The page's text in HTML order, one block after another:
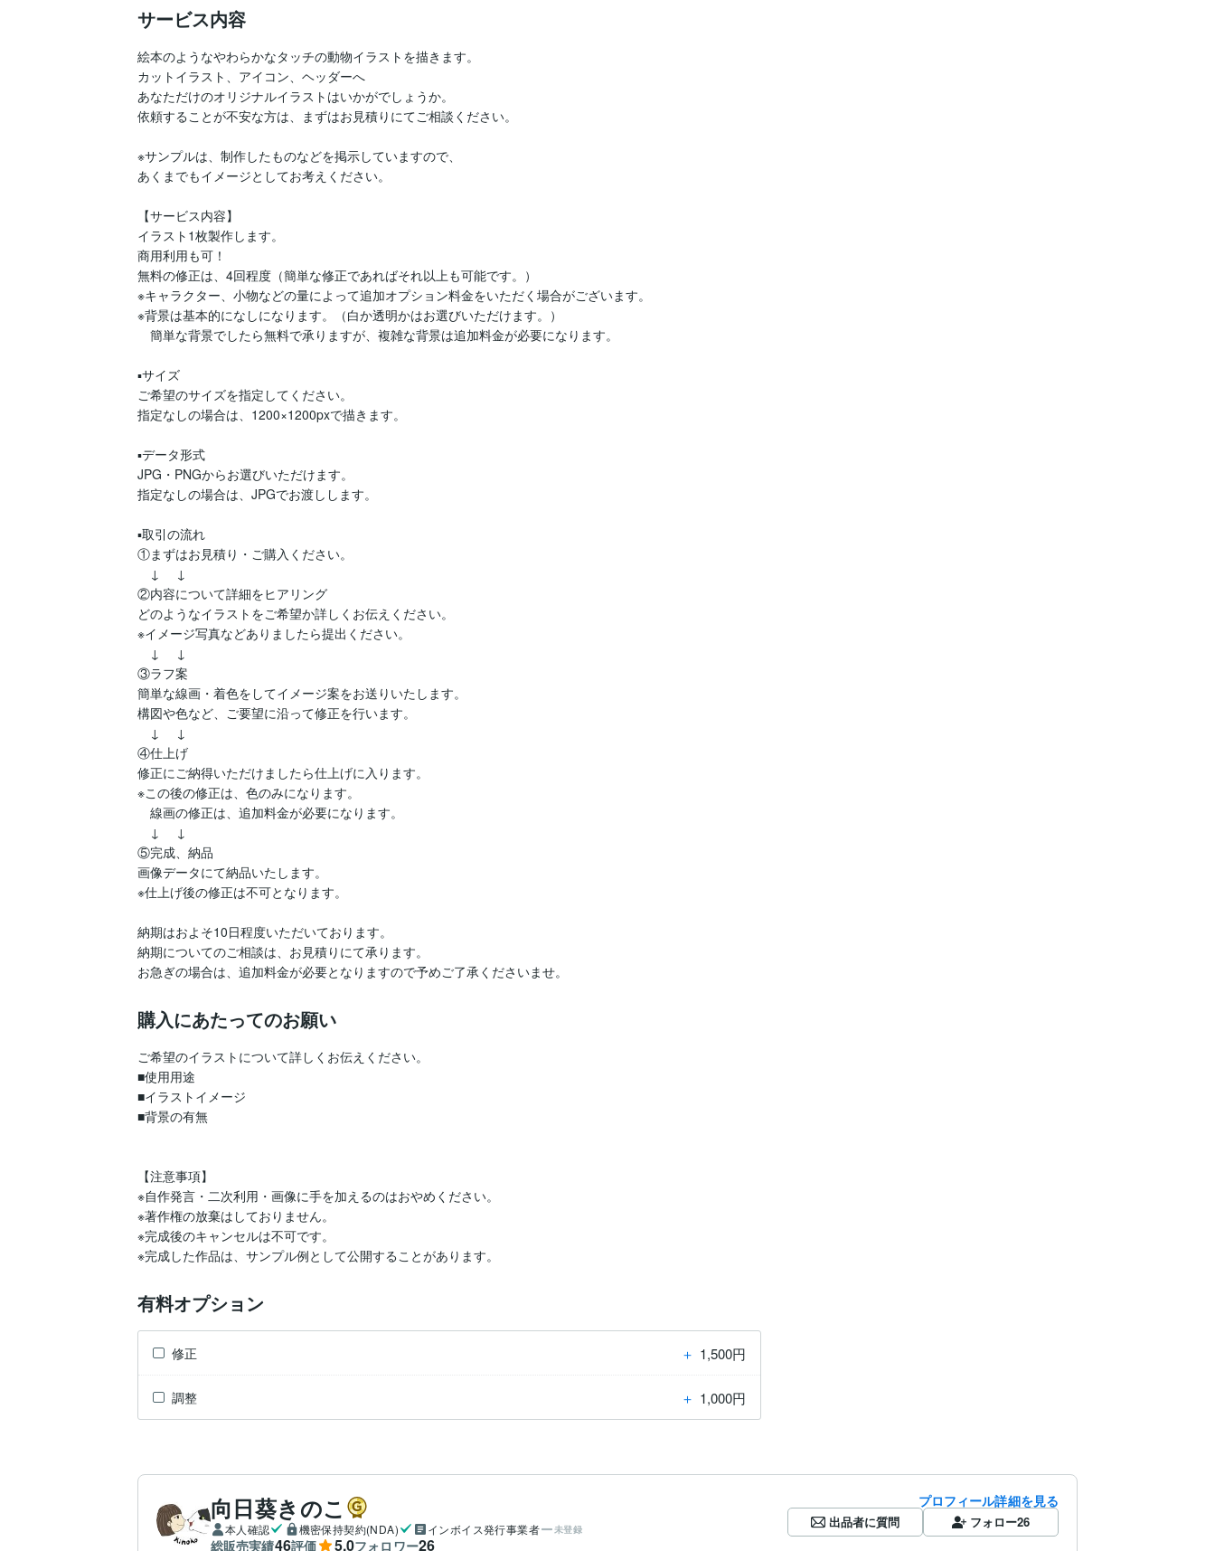
サービス内容
絵本のようなやわらかなタッチの動物イラストを描きます。
カットイラスト、アイコン、ヘッダーへ
あなただけのオリジナルイラストはいかがでしょうか。
依頼することが不安な方は、まずはお見積りにてご相談ください。
※サンプルは、制作したものなどを掲示していますので、
あくまでもイメージとしてお考えください。
【サービス内容】
イラスト1枚製作します。
商用利用も可！
無料の修正は、4回程度（簡単な修正であればそれ以上も可能です。）
※キャラクター、小物などの量によって追加オプション料金をいただく場合がございます。
※背景は基本的になしになります。（白か透明かはお選びいただけます。）
簡単な背景でしたら無料で承りますが、複雑な背景は追加料金が必要になります。
▪️サイズ
ご希望のサイズを指定してください。
指定なしの場合は、1200×1200pxで描きます。
▪️データ形式
JPG・PNGからお選びいただけます。
指定なしの場合は、JPGでお渡しします。
▪️取引の流れ
①まずはお見積り・ご購入ください。
↓ 　↓
②内容について詳細をヒアリング
どのようなイラストをご希望か詳しくお伝えください。
※イメージ写真などありましたら提出ください。
↓ 　↓
③ラフ案
簡単な線画・着色をしてイメージ案をお送りいたします。
構図や色など、ご要望に沿って修正を行います。
↓ 　↓
④仕上げ
修正にご納得いただけましたら仕上げに入ります。
※この後の修正は、色のみになります。
線画の修正は、追加料金が必要になります。
↓ 　↓
⑤完成、納品
画像データにて納品いたします。
※仕上げ後の修正は不可となります。
納期はおよそ10日程度いただいております。
納期についてのご相談は、お見積りにて承ります。
お急ぎの場合は、追加料金が必要となりますので予めご了承くださいませ。
購入にあたってのお願い
ご希望のイラストについて詳しくお伝えください。
■使用用途
■イラストイメージ
■背景の有無
【注意事項】
※自作発言・二次利用・画像に手を加えるのはおやめください。
※著作権の放棄はしておりません。
※完成後のキャンセルは不可です。
※完成した作品は、サンプル例として公開することがあります。
有料オプション
修正 ＋ 1,500円
調整 ＋ 1,000円
向日葵きのこ
本人確認 機密保持契約(NDA) インボイス発行事業者 未登録
総販売実績46評価 5.0フォロワー26
プロフィール詳細を見る
出品者に質問 フォロー26